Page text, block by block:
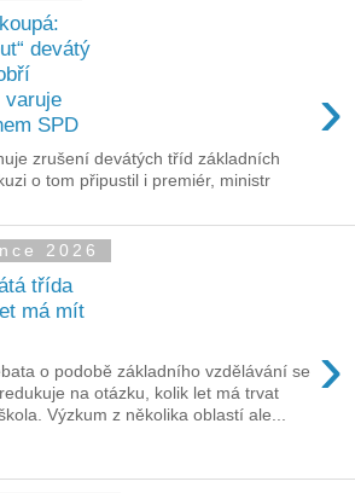
devátý
varuje
SPD
›
zrušení devátých tříd základních
o tom připustil i premiér, ministr
2026
třída
má mít
›
o podobě základního vzdělávání se
na otázku, kolik let má trvat
Výzkum z několika oblastí ale...